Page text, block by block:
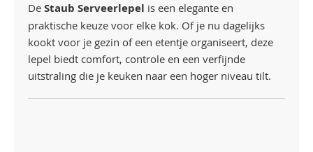
De Staub Serveerlepel is een elegante en
praktische keuze voor elke kok. Of je nu dagelijks
kookt voor je gezin of een etentje organiseert, deze
lepel biedt comfort, controle en een verfijnde
uitstraling die je keuken naar een hoger niveau tilt.